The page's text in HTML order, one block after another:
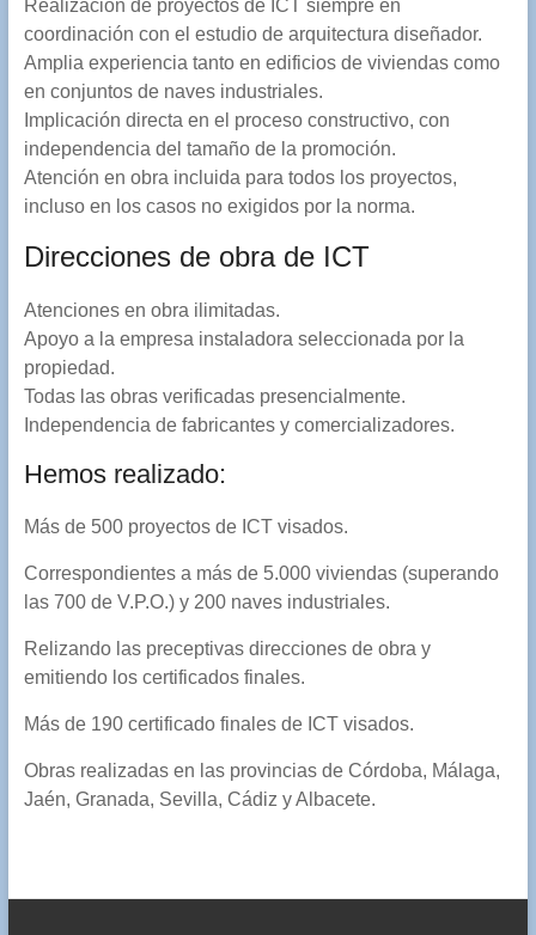
Realización de proyectos de ICT siempre en
coordinación con el estudio de arquitectura diseñador.
Amplia experiencia tanto en edificios de viviendas como
en conjuntos de naves industriales.
Implicación directa en el proceso constructivo, con
independencia del tamaño de la promoción.
Atención en obra incluida para todos los proyectos,
incluso en los casos no exigidos por la norma.
Direcciones de obra de ICT
Atenciones en obra ilimitadas.
Apoyo a la empresa instaladora seleccionada por la
propiedad.
Todas las obras verificadas presencialmente.
Independencia de fabricantes y comercializadores.
Hemos realizado:
Más de 500 proyectos de ICT visados.
Correspondientes a más de 5.000 viviendas (superando
las 700 de V.P.O.) y 200 naves industriales.
Relizando las preceptivas direcciones de obra y
emitiendo los certificados finales.
Más de 190 certificado finales de ICT visados.
Obras realizadas en las provincias de Córdoba, Málaga,
Jaén, Granada, Sevilla, Cádiz y Albacete.